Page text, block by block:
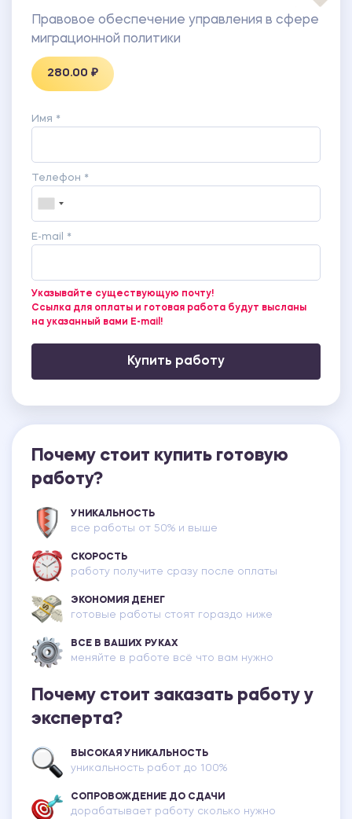
Правовое обеспечение управления в сфере
миграционной политики
280.00 ₽
Имя *
Телефон *
E-mail *
Указывайте существующую почту!
Ссылка для оплаты и готовая работа будут высланы
на указанный вами E-mail!
Купить работу
Почему стоит купить готовую
работу?
УНИКАЛЬНОСТЬ
все работы от 50% и выше
СКОРОСТЬ
работу получите сразу после оплаты
ЭКОНОМИЯ ДЕНЕГ
готовые работы стоят гораздо ниже
ВСЕ В ВАШИХ РУКАХ
меняйте в работе всё что вам нужно
Почему стоит заказать работу у
эксперта?
ВЫСОКАЯ УНИКАЛЬНОСТЬ
уникальность работ до 100%
СОПРОВОЖДЕНИЕ ДО СДАЧИ
дорабатывает работу сколько нужно